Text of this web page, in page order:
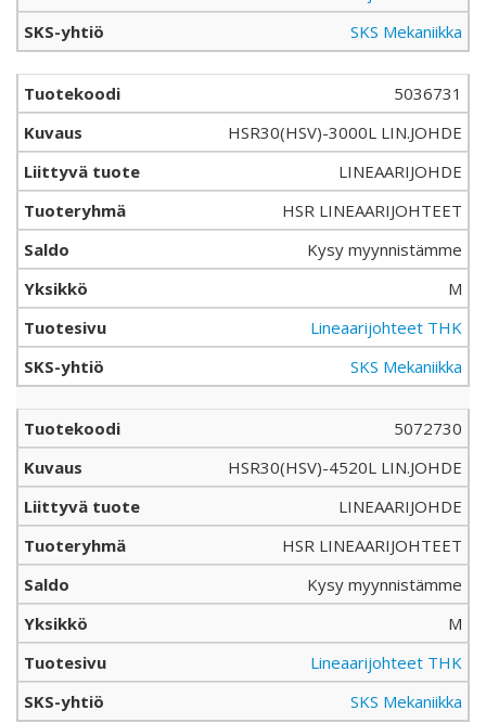
SKS Mekaniikka
5036731
HSR30(HSV)-3000L LIN.JOHDE
LINEAARIJOHDE
HSR LINEAARIJOHTEET
Kysy myynnistämme
M
Lineaarijohteet THK
SKS Mekaniikka
5072730
HSR30(HSV)-4520L LIN.JOHDE
LINEAARIJOHDE
HSR LINEAARIJOHTEET
Kysy myynnistämme
M
Lineaarijohteet THK
SKS Mekaniikka